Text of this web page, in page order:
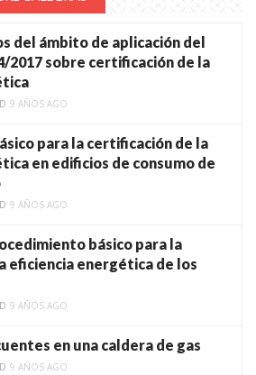
del ámbito de aplicación del
2017 sobre certificación de la
9 AÑOS AGO
para la certificación de la
en edificios de consumo de
9 AÑOS AGO
básico para la
eficiencia energética de los
9 AÑOS AGO
en una caldera de gas
9 AÑOS AGO